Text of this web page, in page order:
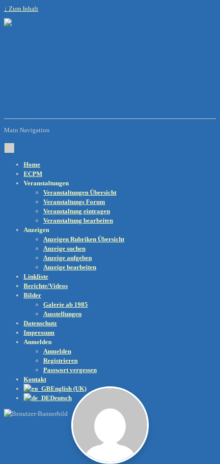
↓ Zum Inhalt
Main Navigation
Home
ECPM
Veranstaltungen
Veranstaltungen Übersicht
Veranstaltungs Forum
Veranstaltung eintragen
Veranstaltung bearbeiten
Anzeigen
Anzeigen Rubriken Übersicht
Anzeige suchen
Anzeige aufgeben
Anzeige bearbeiten
Linkliste
Berichte/Videos
Bilder
Galerie ab 1985
Ausstellungen
Datenschutz
Impressum
Anmelden
Anmelden
Registrieren
Passwort vergessen
Kontakt
English (UK)
Deutsch